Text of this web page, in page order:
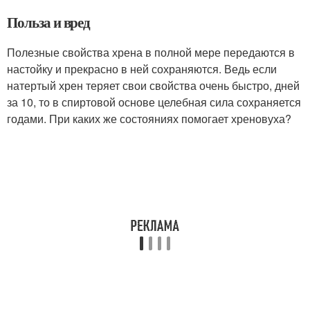
Польза и вред
Полезные свойства хрена в полной мере передаются в
настойку и прекрасно в ней сохраняются. Ведь если
натертый хрен теряет свои свойства очень быстро, дней
за 10, то в спиртовой основе целебная сила сохраняется
годами. При каких же состояниях помогает хреновуха?